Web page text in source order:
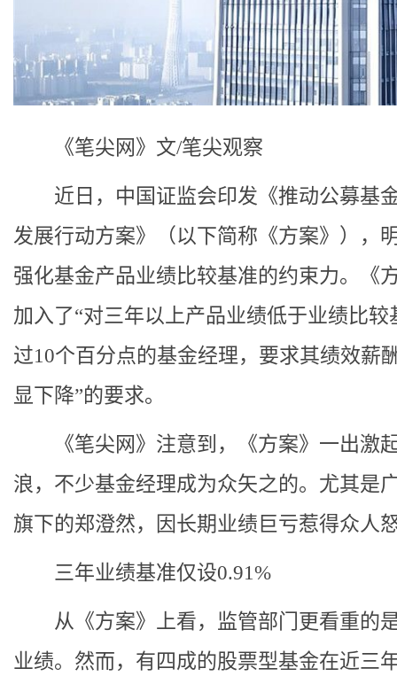
《笔尖网》文/笔尖观察
近日，中国证监会印发《推动公募基
发展行动方案》（以下简称《方案》），
强化基金产品业绩比较基准的约束力。《
加入了“对三年以上产品业绩低于业绩比较
过10个百分点的基金经理，要求其绩效薪
显下降”的要求。
《笔尖网》注意到，《方案》一出激
浪，不少基金经理成为众矢之的。尤其是
旗下的郑澄然，因长期业绩巨亏惹得众人
三年业绩基准仅设0.91%
从《方案》上看，监管部门更看重的
业绩。然而，有四成的股票型基金在近三